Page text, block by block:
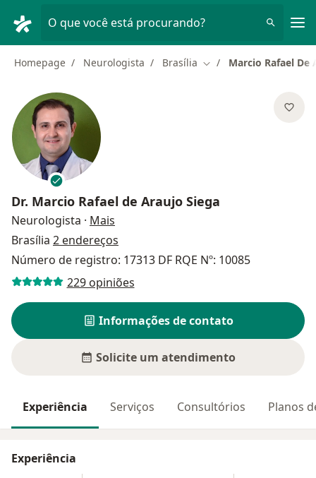
O que você está procurando?
Homepage Neurologista Brasília Mudar de cidade
Marcio Rafael De
Dr. Marcio Rafael de Araujo Siega
Neurologista · Mais
Brasília 2 endereços
Número de registro: 17313 DF RQE Nº: 10085
229 opiniões
Informações de contato
Solicite um atendimento
Experiência Serviços Consultórios Planos
Experiência